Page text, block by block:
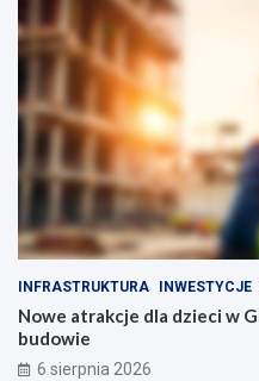
e
ł
e
a
r
a
c
j
d
l
a
r
o
d
b
n
m
n
p
ę
z
i
e
INFRASTRUKTURA INWESTYCJE
Nowe atrakcje dla dzieci w
budowie
6 sierpnia 2026